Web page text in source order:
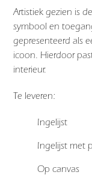
Artistiek gezien is
symbool en
gepresenteerd als
icoon. Hierdoor
interieur.
Te leveren:
Ingelijst
Ingelijst met
Op canvas